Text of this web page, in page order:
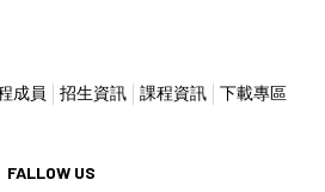
成員 招生資訊 課程資訊
下載專區
FALLOW US